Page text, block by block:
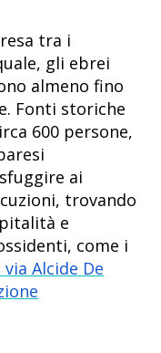
tra i
gli ebrei
almeno fino
Fonti storiche
600 persone,
ai
trovando
e
come i
Alcide De